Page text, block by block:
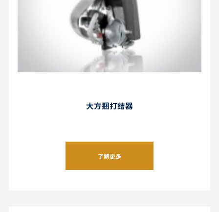
大方捆打结器
了解更多